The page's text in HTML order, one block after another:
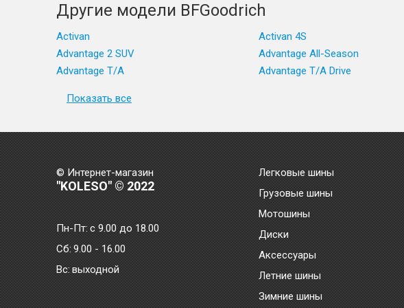
Другие модели BFGoodrich
Activan Activan 4S
Advantage 2 SUV
Advantage All-Season
Advantage T/A
Advantage T/A Drive
Показать все
© Интернет-магазин
"KOLESO" © 2022
Пн-Пт:с 9.00 до 18.00
Сб: 9.00 - 16.00
Bc: выходной
Легковые шины
Грузовые шины
Мотошины
Диски
Аксессуары
Летние шины
Зимние шины